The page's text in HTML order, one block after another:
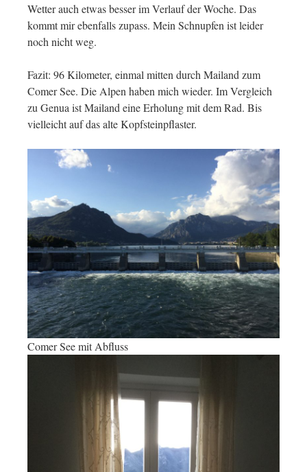
Wetter auch etwas besser im Verlauf der Woche. Das
kommt mir ebenfalls zupass. Mein Schnupfen ist leider
noch nicht weg.
Fazit: 96 Kilometer, einmal mitten durch Mailand zum
Comer See. Die Alpen haben mich wieder. Im Vergleich
zu Genua ist Mailand eine Erholung mit dem Rad. Bis
vielleicht auf das alte Kopfsteinpflaster.
Comer See mit Abfluss